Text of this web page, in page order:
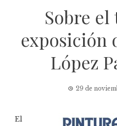
Sobre
exposición
López
29 de
El